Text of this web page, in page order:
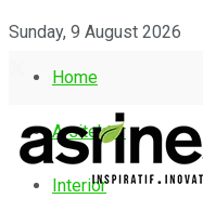
Sunday, 9 August 2026
Home
Arsitektur
Interior